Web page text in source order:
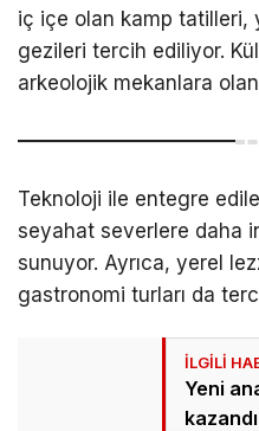
iç içe olan kamp tatilleri,
gezileri tercih ediliyor.
arkeolojik mekanlara olan
Teknoloji ile entegre
seyahat severlere daha
sunuyor. Ayrıca, yerel
gastronomi turları da
Yeni
kazandı